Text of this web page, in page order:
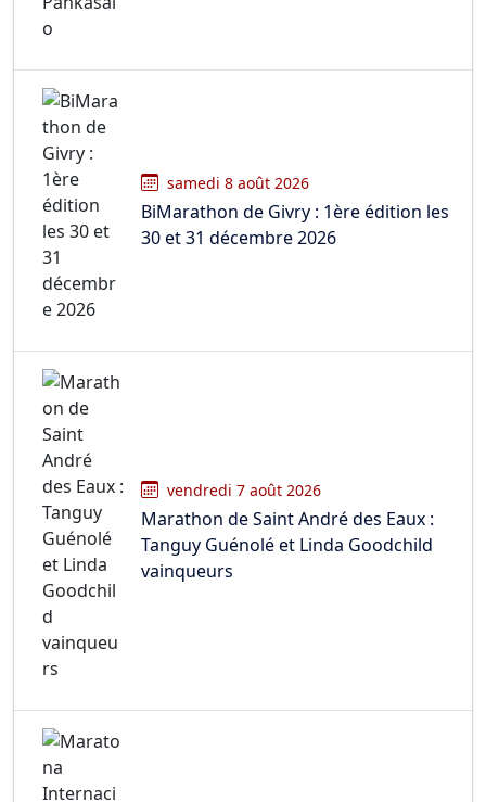
samedi 8 août 2026
BiMarathon de Givry : 1ère édition les
30 et 31 décembre 2026
vendredi 7 août 2026
Marathon de Saint André des Eaux :
Tanguy Guénolé et Linda Goodchild
vainqueurs